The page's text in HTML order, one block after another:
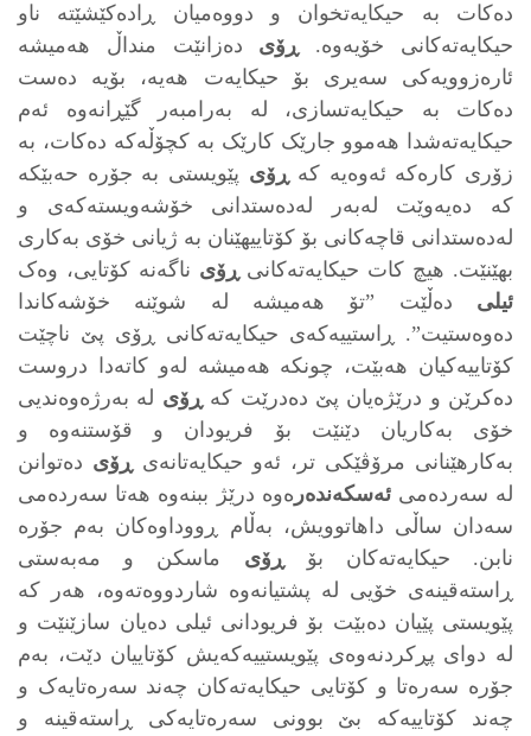
ده‌کات به‌ حیکایه‌تخوان و دووه‌میان ڕاده‌کێشێته‌ ناو
حیکایه‌ته‌کانی خۆیه‌وه‌.
ڕۆی ده‌زانێت منداڵ هه‌میشه‌
ئارەزوویەکی سه‌یری بۆ حیکایه‌ت هه‌یه‌، بۆیه‌ ده‌ست
ده‌کات به‌ حیکایه‌تسازی، له‌ به‌رامبه‌ر گێڕانه‌وه‌ ئه‌م
حیکایه‌ته‌شدا هه‌موو جارێک کارێک به‌ کچۆڵه‌که‌ ده‌کات، به‌
زۆری کارەکە ئه‌وه‌یه‌ که‌ ڕۆی پێویستی به‌ جۆره‌ حه‌بێکه‌
که‌ ده‌یه‌وێت له‌به‌ر له‌ده‌ستدانی خۆشه‌ویسته‌که‌ی و
له‌ده‌ستدانی قاچه‌کانی بۆ کۆتاییهێنان به‌ ژیانی خۆی به‌کاری
بهێنێت. هیچ کات حیکایه‌ته‌کانی ڕۆی ناگه‌نه‌ کۆتایی، وه‌ک
ئیلی ده‌ڵێت ”تۆ هه‌میشه‌ له‌ شوێنه‌ خۆشه‌کاندا
ده‌وه‌ستیت”. ڕاستییه‌که‌ی حیکایه‌ته‌کانی ڕۆی پێ ناچێت
کۆتاییه‌کیان هه‌بێت، چونکه‌ هه‌میشه‌ له‌و کاته‌دا دروست
ده‌کرێن و درێژه‌یان پێ‌ ده‌درێت که‌ ڕۆی له‌ به‌رژه‌وه‌ندیی
خۆی به‌کاریان دێنێت بۆ فریودان و قۆستنه‌وه‌ و
به‌کارهێنانی مرۆڤێکی تر، ئه‌و حیکایه‌تانه‌ی ڕۆی ده‌توانن
له‌ سه‌رده‌میئه‌سکه‌نده‌ر ه‌وه‌ درێژ ببنه‌وه‌ هه‌تا سه‌رده‌می
سه‌دان ساڵی داهاتوویش، به‌ڵام ڕووداوه‌کان به‌م جۆره‌
نابن. حیکایه‌ته‌کان بۆ ڕۆی ماسکن و مه‌به‌ستی
ڕاسته‌قینه‌ی خۆیی له ‌پشتیانه‌وه‌ شاردووەته‌وه‌، هه‌ر که‌
پێویستی پێیان ده‌بێت بۆ فریودانی ئیلی ده‌یان سازێنێت و
له‌ دوای پڕکردنه‌وه‌ی پێویستییه‌که‌یش کۆتاییان دێت، به‌م
جۆره‌ سه‌ره‌تا و کۆتایی حیکایه‌ته‌کان چه‌ند سه‌ره‌تایه‌ک و
چه‌ند کۆتاییه‌که‌ بێ‌ بوونی سه‌ره‌تایه‌کی ڕاسته‌قینه‌ و